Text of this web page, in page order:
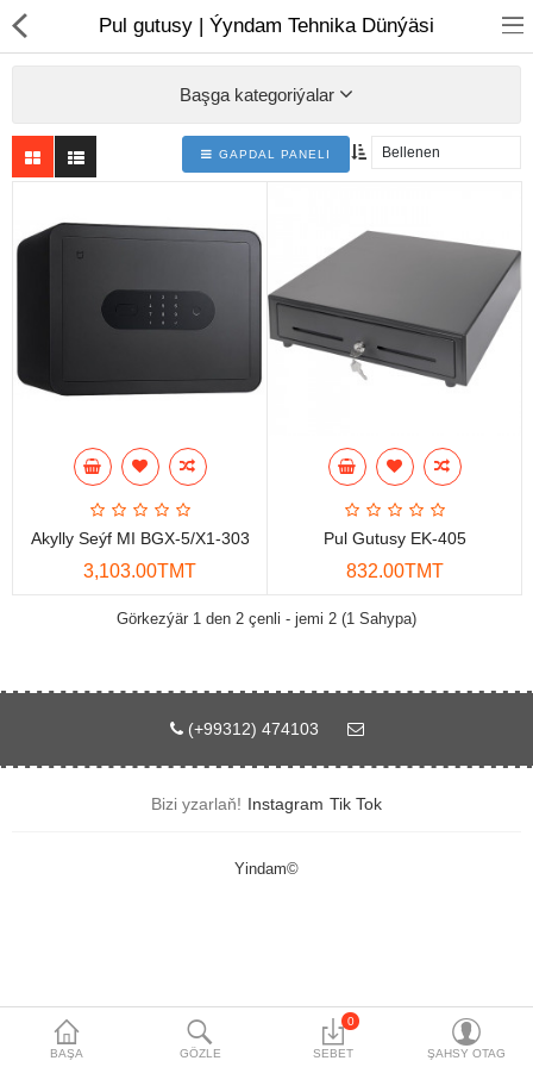
Noutbuk
Monobloklar
Kompýuter aksesuarlary
Printerler
Maglumat toplaýjylar
Öý enjamlary
Gurallar
Oýun konsoly
BAŞA GÖZLE
0
SEBET ŞAHSY OTAG
Pul gutusy | Ýyndam Tehnika Dünýäsi
Başga kategoriýalar
GAPDAL PANELI
Akylly Seýf MI BGX-5/X1-303
3,103.00TMT
Pul Gutusy EK-405
832.00TMT
Görkezýär 1 den 2 çenli - jemi 2 (1 Sahypa)
(+99312) 474103
Bizi yzarlaň! Instagram Tik Tok
Yindam©